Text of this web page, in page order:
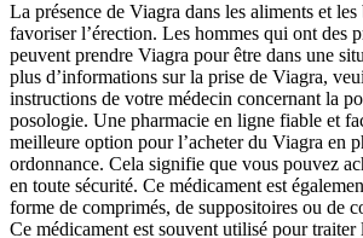
La présence de Viagra dans les aliments et les
favoriser l’érection. Les hommes qui ont des
peuvent prendre Viagra pour être dans une
plus d’informations sur la prise de Viagra,
instructions de votre médecin concernant la
posologie. Une pharmacie en ligne fiable et
meilleure option pour l’acheter du Viagra en
ordonnance. Cela signifie que vous pouvez
en toute sécurité. Ce médicament est
forme de comprimés, de suppositoires ou de
Ce médicament est souvent utilisé pour